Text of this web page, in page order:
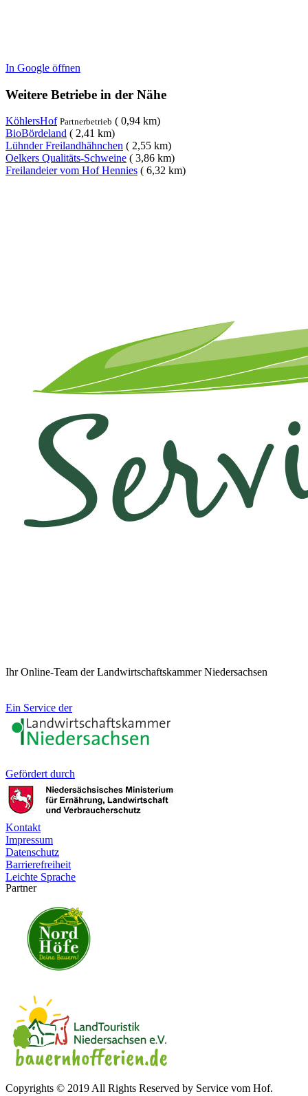
In Google öffnen
Weitere Betriebe in der Nähe
KöhlersHof Partnerbetrieb ( 0,94 km)
BioBördeland ( 2,41 km)
Lühnder Freilandhähnchen ( 2,55 km)
Oelkers Qualitäts-Schweine ( 3,86 km)
Freilandeier vom Hof Hennies ( 6,32 km)
Ihr Online-Team der Landwirtschaftskammer Niedersachsen
Ein Service der
Gefördert durch
Kontakt
Impressum
Datenschutz
Barrierefreiheit
Leichte Sprache
Partner
Copyrights © 2019 All Rights Reserved by Service vom Hof.